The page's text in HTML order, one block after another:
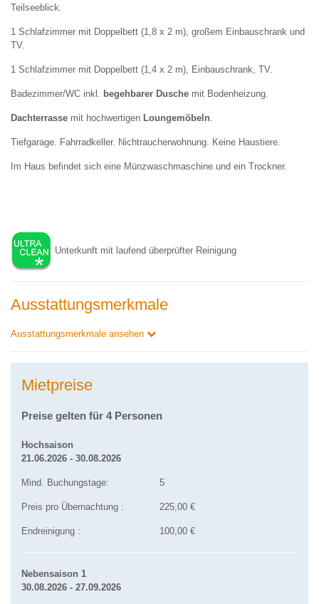
Teilseeblick.
1 Schlafzimmer mit Doppelbett (1,8 x 2 m), großem Einbauschrank und
TV.
1 Schlafzimmer mit Doppelbett (1,4 x 2 m), Einbauschrank, TV.
Badezimmer/WC inkl. begehbarer Dusche mit Bodenheizung.
Dachterrasse mit hochwertigen Loungemöbeln.
Tiefgarage. Fahrradkeller. Nichtraucherwohnung. Keine Haustiere.
Im Haus befindet sich eine Münzwaschmaschine und ein Trockner.
Unterkunft mit laufend überprüfter Reinigung
Ausstattungsmerkmale
Ausstattungsmerkmale ansehen
Mietpreise
Preise gelten für 4 Personen
Hochsaison
21.06.2026 - 30.08.2026
Mind. Buchungstage: 5
Preis pro Übernachtung : 225,00 €
Endreinigung : 100,00 €
Nebensaison 1
30.08.2026 - 27.09.2026